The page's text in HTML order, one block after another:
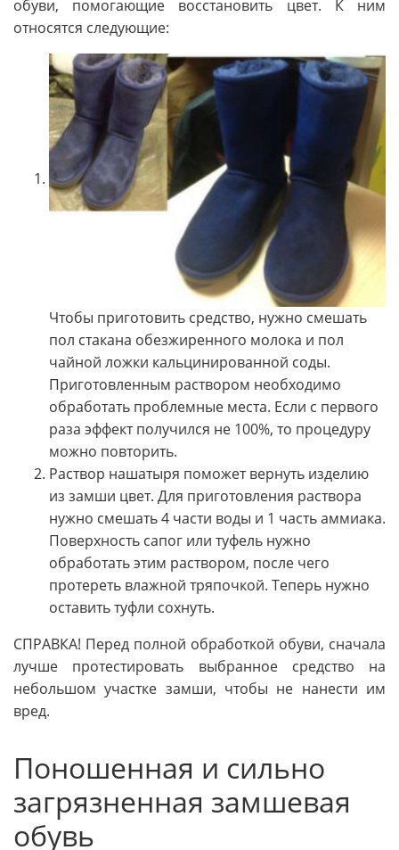
обуви, помогающие восстановить цвет. К ним
относятся следующие:
Чтобы приготовить средство, нужно смешать
пол стакана обезжиренного молока и пол
чайной ложки кальцинированной соды.
Приготовленным раствором необходимо
обработать проблемные места. Если с первого
раза эффект получился не 100%, то процедуру
можно повторить.
Раствор нашатыря поможет вернуть изделию
из замши цвет. Для приготовления раствора
нужно смешать 4 части воды и 1 часть аммиака.
Поверхность сапог или туфель нужно
обработать этим раствором, после чего
протереть влажной тряпочкой. Теперь нужно
оставить туфли сохнуть.
СПРАВКА! Перед полной обработкой обуви, сначала
лучше протестировать выбранное средство на
небольшом участке замши, чтобы не нанести им
вред.
Поношенная и сильно
загрязненная замшевая
обувь